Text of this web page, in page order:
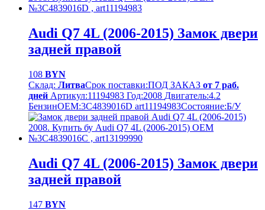
Audi Q7 4L (2006-2015) Замок двери
задней правой
108 BYN
Склад: ЛитваСрок поставки:ПОД ЗАКАЗ от 7 раб.
дней Артикул:11194983 Год:2008 Двигатель:4.2
БензинOEM:3C4839016D art11194983Cостояние:Б/У
Audi Q7 4L (2006-2015) Замок двери
задней правой
147 BYN